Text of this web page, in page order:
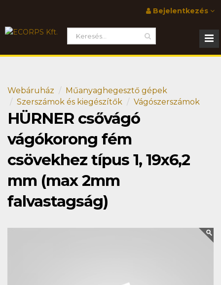
Bejelentkezés
Webáruház
Műanyaghegesztő gépek
Szerszámok és kiegészítők
Vágószerszámok
HÜRNER csővágó
vágókorong fém
csövekhez típus 1, 19x6,2
mm (max 2mm
falvastagság)